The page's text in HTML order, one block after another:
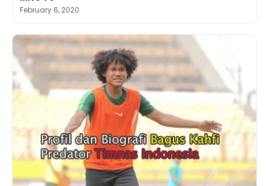
February 6, 2020